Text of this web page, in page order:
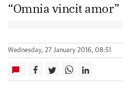
“Omnia vincit amor”
Wednesday, 27 January 2016, 08:51